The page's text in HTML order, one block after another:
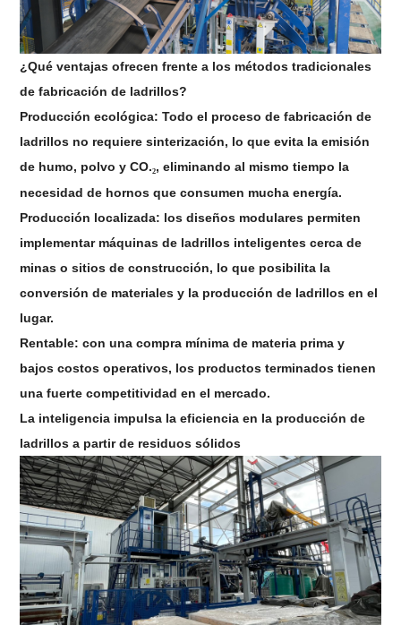
¿Qué ventajas ofrecen frente a los métodos tradicionales
de fabricación de ladrillos?
Producción ecológica: Todo el proceso de fabricación de
ladrillos no requiere sinterización, lo que evita la emisión
de humo, polvo y CO.₂, eliminando al mismo tiempo la
necesidad de hornos que consumen mucha energía.
Producción localizada: los diseños modulares permiten
implementar máquinas de ladrillos inteligentes cerca de
minas o sitios de construcción, lo que posibilita la
conversión de materiales y la producción de ladrillos en el
lugar.
Rentable: con una compra mínima de materia prima y
bajos costos operativos, los productos terminados tienen
una fuerte competitividad en el mercado.
La inteligencia impulsa la eficiencia en la producción de
ladrillos a partir de residuos sólidos